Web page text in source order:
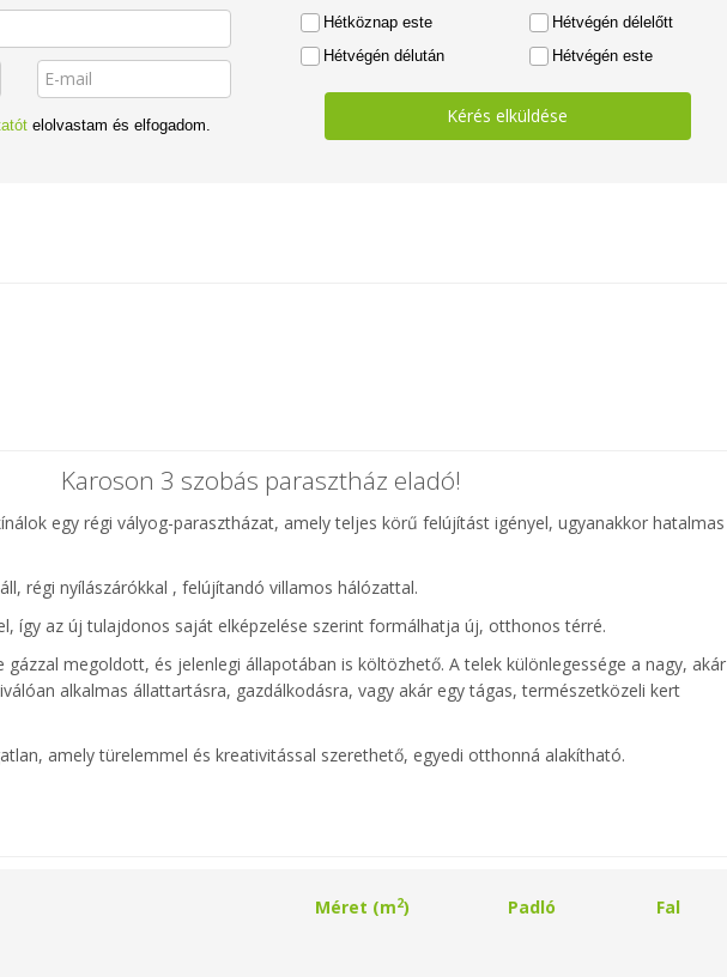
elolvastam és elfogadom.
Hétköznap este
Hétvégén délelőtt
Hétvégén délután
Hétvégén este
Kérés elküldése
Karoson 3 szobás parasztház eladó!
egy régi vályog-parasztházat, amely teljes körű felújítást igényel, ugyanakkor hatalmas
régi nyílászárókkal , felújítandó villamos hálózattal.
így az új tulajdonos saját elképzelése szerint formálhatja új, otthonos térré.
megoldott, és jelenlegi állapotában is költözhető. A telek különlegessége a nagy, akár
alkalmas állattartásra, gazdálkodásra, vagy akár egy tágas, természetközeli kert
amely türelemmel és kreativitással szerethető, egyedi otthonná alakítható.
Méret (m2) Padló
Fal